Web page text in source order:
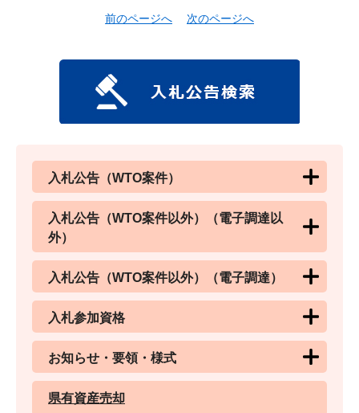
前のページへ 次のページへ
入札公告（WTO案件）
入札公告（WTO案件以外）（電子調達以
外）
入札公告（WTO案件以外）（電子調達）
入札参加資格
お知らせ・要領・様式
県有資産売却